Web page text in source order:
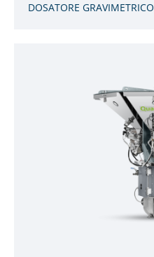
DOSATORE GRAVIMETRICO